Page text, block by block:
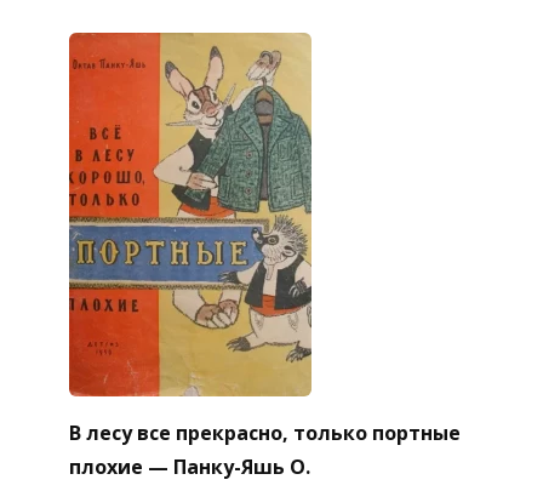
В лесу все прекрасно, только портные
плохие — Панку-Яшь О.